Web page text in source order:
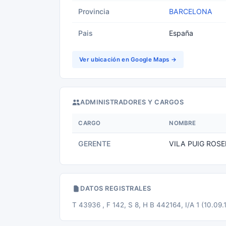
Provincia BARCELONA
Pais España
Ver ubicación en Google Maps →
ADMINISTRADORES Y CARGOS
CARGO NOMBRE
GERENTE VILA PUIG
DATOS REGISTRALES
T 43936 , F 142, S 8, H B 442164, I/A 1